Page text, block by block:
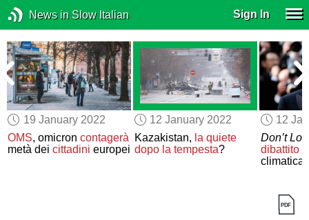
News in Slow Italian Sign In
19 January 2022
OMS, omicroncontagerà
metà deicittadini europei
12 January 2022
Kazakistan, la quiete
dopo la tempesta?
12
Don’t
dibattito
climatica